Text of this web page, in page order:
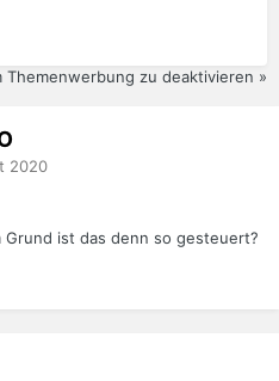
Themenwerbung zu deaktivieren »
2020
ist das denn so gesteuert?